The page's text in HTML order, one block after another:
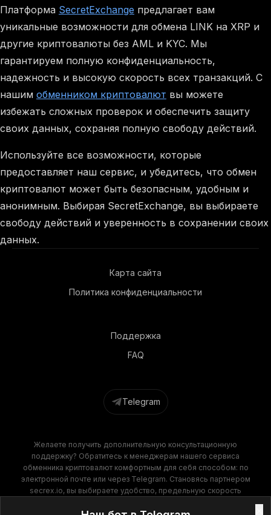
Платформа SecretExchange предлагает вам
уникальные возможности для обмена LINK на XRP и
другие криптовалюты без AML и KYC. Мы
гарантируем полную конфиденциальность,
надежность и высокую скорость всех транзакций. С
нашим обменником криптовалют вы можете
избежать сложных проверок и обеспечить защиту
своих данных, сохраняя полную свободу действий.
Используйте все возможности, которые
предоставляет наш сервис, и убедитесь, что обмен
криптовалют может быть безопасным, удобным и
анонимным. Выбирая SecretExchange, вы выбираете
свободу действий и уверенность в сохранении своих
данных.
Карта сайта
Политика конфиденциальности
Поддержка
FAQ
Telegram
Желаете получить дополнительную консультационную
поддержку? Обратитесь к менеджерам нашего сервиса
обменника криптовалют комфортным для себя способом: по
электронной почте или через Telegram. Становясь партнером
secrex.io, вы выбираете удобство, предельную скорость